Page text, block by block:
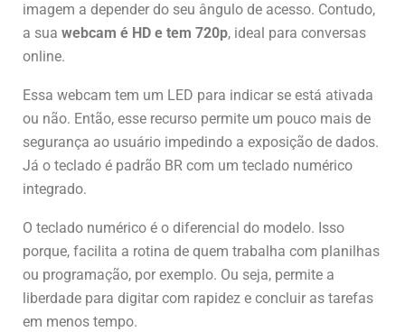
imagem a depender do seu ângulo de acesso. Contudo,
a sua webcam é HD e tem 720p, ideal para conversas
online.
Essa webcam tem um LED para indicar se está ativada
ou não. Então, esse recurso permite um pouco mais de
segurança ao usuário impedindo a exposição de dados.
Já o teclado é padrão BR com um teclado numérico
integrado.
O teclado numérico é o diferencial do modelo. Isso
porque, facilita a rotina de quem trabalha com planilhas
ou programação, por exemplo. Ou seja, permite a
liberdade para digitar com rapidez e concluir as tarefas
em menos tempo.